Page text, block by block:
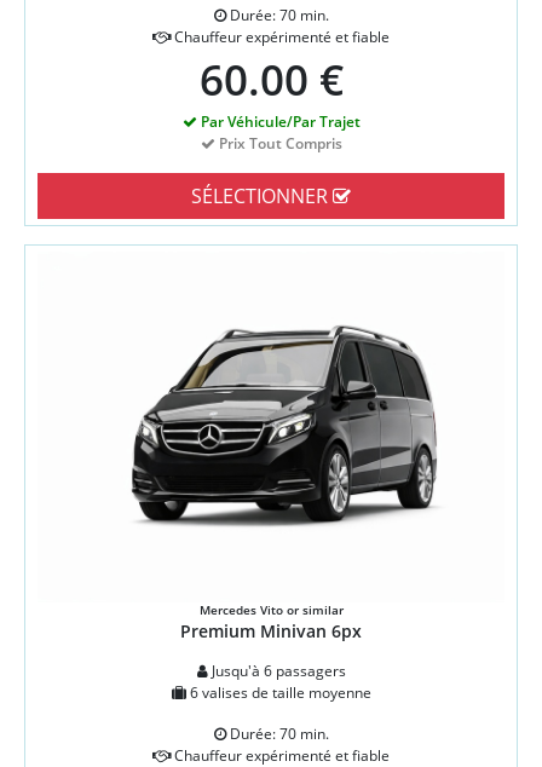
Durée: 70 min.
Chauffeur expérimenté et fiable
60.00 €
Par Véhicule/Par Trajet
Prix Tout Compris
SÉLECTIONNER
Mercedes Vito or similar
Premium Minivan 6px
Jusqu'à 6 passagers
6 valises de taille moyenne
Durée: 70 min.
Chauffeur expérimenté et fiable